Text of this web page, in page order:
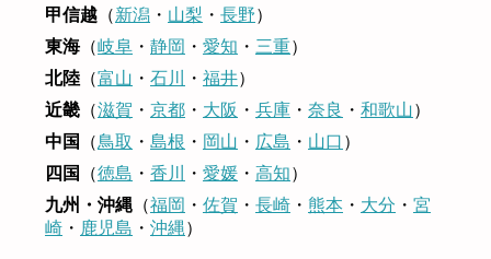
甲信越 （新潟 ・ 山梨 ・ 長野）
東海（岐阜 ・ 静岡 ・ 愛知 ・ 三重）
北陸 （富山 ・ 石川 ・ 福井）
近畿 （滋賀 ・ 京都 ・ 大阪 ・ 兵庫 ・ 奈良 ・ 和歌山）
中国
（鳥取 ・ 島根 ・ 岡山 ・ 広島 ・ 山口 ）
四国
（徳島 ・ 香川 ・ 愛媛 ・ 高知）
九州・沖縄 （福岡 ・ 佐賀 ・ 長崎 ・ 熊本 ・ 大分 ・ 宮
崎 ・ 鹿児島 ・ 沖縄）